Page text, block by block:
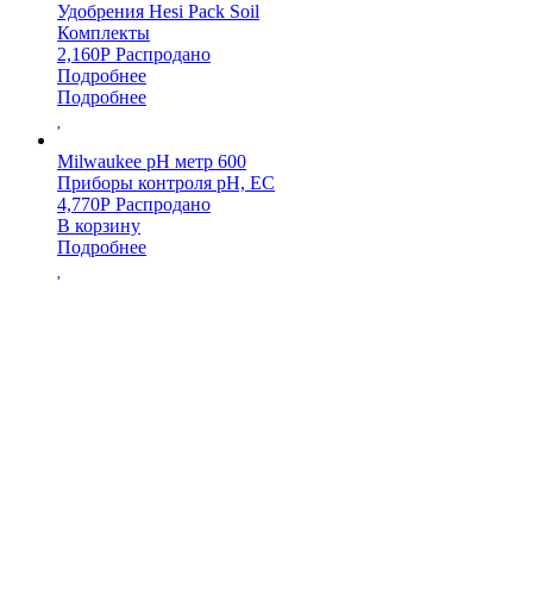
Удобрения Hesi Pack Soil
Комплекты
2,160Р Распродано
Подробнее
Подробнее
Milwaukee pH метр 600
Приборы контроля pH, EC
4,770Р Распродано
В корзину
Подробнее